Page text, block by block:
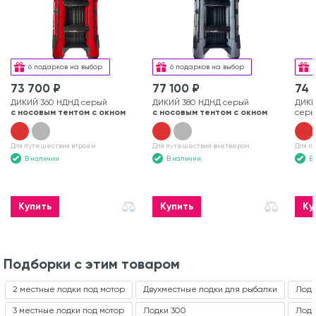
6 подарков на выбор
73 700 ₽
ДИКИЙ 360 НДНД серый
с носовым тентом с окном
Для путешествия втроем
В наличии
Купить
6 подарков на выбор
77 100 ₽
ДИКИЙ 380 НДНД серый
с носовым тентом с окном
Для путешествия вчетвером
В наличии
Купить
74
Для
В
Подборки с этим товаром
2 местные лодки под мотор
3 местные лодки под мотор
Двухместные лодки для рыбалки
Лодки 300